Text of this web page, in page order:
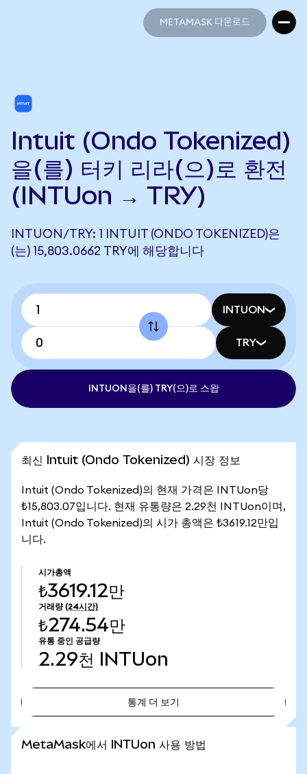
METAMASK 다운로드
Intuit (Ondo Tokenized)
을(를) 터키 리라(으)로 환전
(INTUon → TRY)
INTUON/TRY: 1 INTUIT (ONDO TOKENIZED)은
(는) 15,803.0662 TRY에 해당합니다
INTUON
TRY
INTUON을(를) TRY(으)로 스왑
최신 Intuit (Ondo Tokenized) 시장 정보
Intuit (Ondo Tokenized)의 현재 가격은 INTUon당
₺15,803.07입니다. 현재 유통량은 2.29천 INTUon이며,
Intuit (Ondo Tokenized)의 시가 총액은 ₺3619.12만입
니다.
시가총액
₺3619.12만
거래량 (24시간)
₺274.54만
유통 중인 공급량
2.29천 INTUon
통계 더 보기
MetaMask에서 INTUon 사용 방법